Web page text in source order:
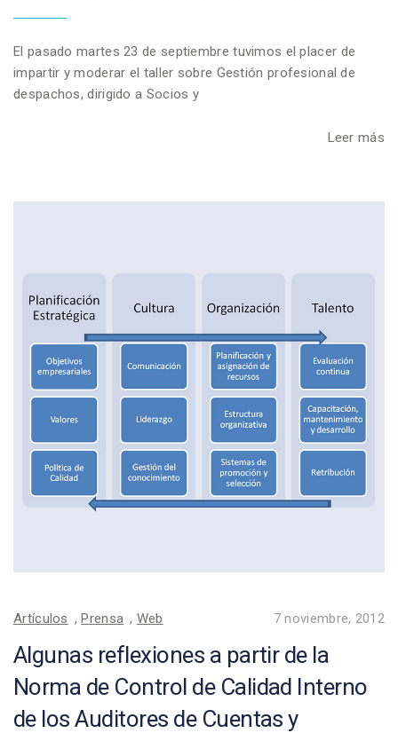
El pasado martes 23 de septiembre tuvimos el placer de
impartir y moderar el taller sobre Gestión profesional de
despachos, dirigido a Socios y
Leer más
Artículos ,Prensa , Web 7 noviembre, 2012
Algunas reflexiones a partir de la
Norma de Control de Calidad Interno
de los Auditores de Cuentas y